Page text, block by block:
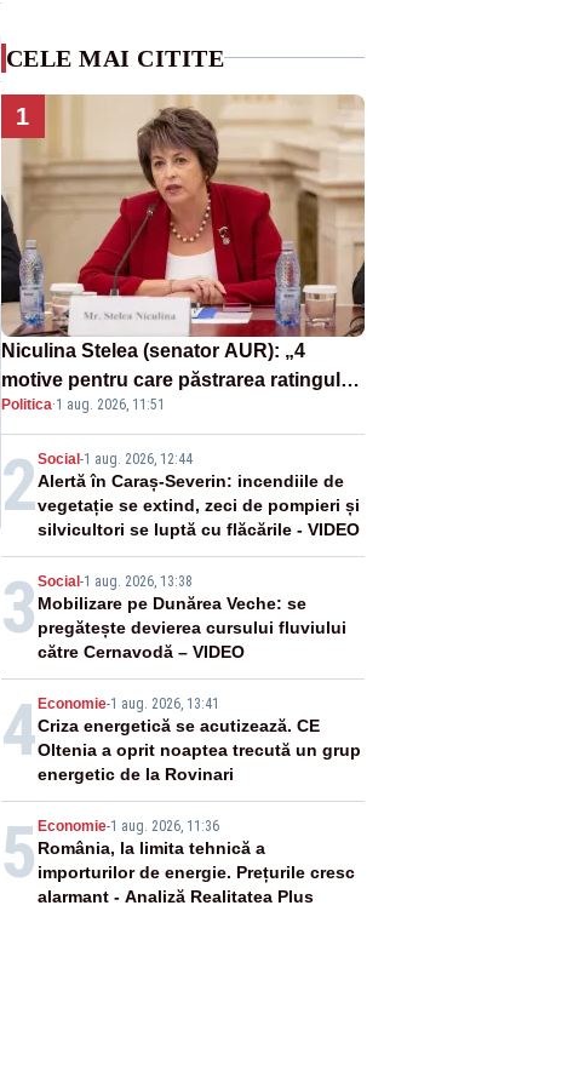
CELE MAI CITITE
1
Niculina Stelea (senator AUR): „4
motive pentru care păstrarea ratingului
de țară nu este o reușită pentru
Guvernul Bolojan”
Politica·1 aug. 2026, 11:51
2Social-1 aug. 2026, 12:44
Alertă în Caraș-Severin: incendiile de
vegetație se extind, zeci de pompieri și
silvicultori se luptă cu flăcările - VIDEO
3 Social-1 aug. 2026, 13:38
Mobilizare pe Dunărea Veche: se
pregătește devierea cursului fluviului
către Cernavodă – VIDEO
4Economie-1 aug. 2026, 13:41
Criza energetică se acutizează. CE
Oltenia a oprit noaptea trecută un grup
energetic de la Rovinari
5 Economie-1 aug. 2026, 11:36
România, la limita tehnică a
importurilor de energie. Prețurile cresc
alarmant - Analiză Realitatea Plus